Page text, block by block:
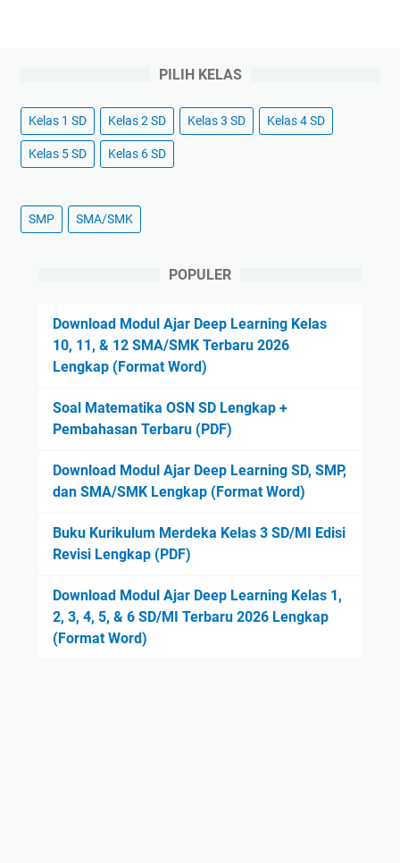
PILIH KELAS
Kelas 1 SD Kelas 2 SD Kelas 3 SD Kelas 4 SD
Kelas 5 SD Kelas 6 SD
SMP SMA/SMK
POPULER
Download Modul Ajar Deep Learning Kelas
10, 11, & 12 SMA/SMK Terbaru 2026
Lengkap (Format Word)
Soal Matematika OSN SD Lengkap +
Pembahasan Terbaru (PDF)
Download Modul Ajar Deep Learning SD, SMP,
dan SMA/SMK Lengkap (Format Word)
Buku Kurikulum Merdeka Kelas 3 SD/MI Edisi
Revisi Lengkap (PDF)
Download Modul Ajar Deep Learning Kelas 1,
2, 3, 4, 5, & 6 SD/MI Terbaru 2026 Lengkap
(Format Word)